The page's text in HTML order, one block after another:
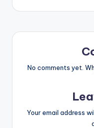
No comments yet.
Your email address